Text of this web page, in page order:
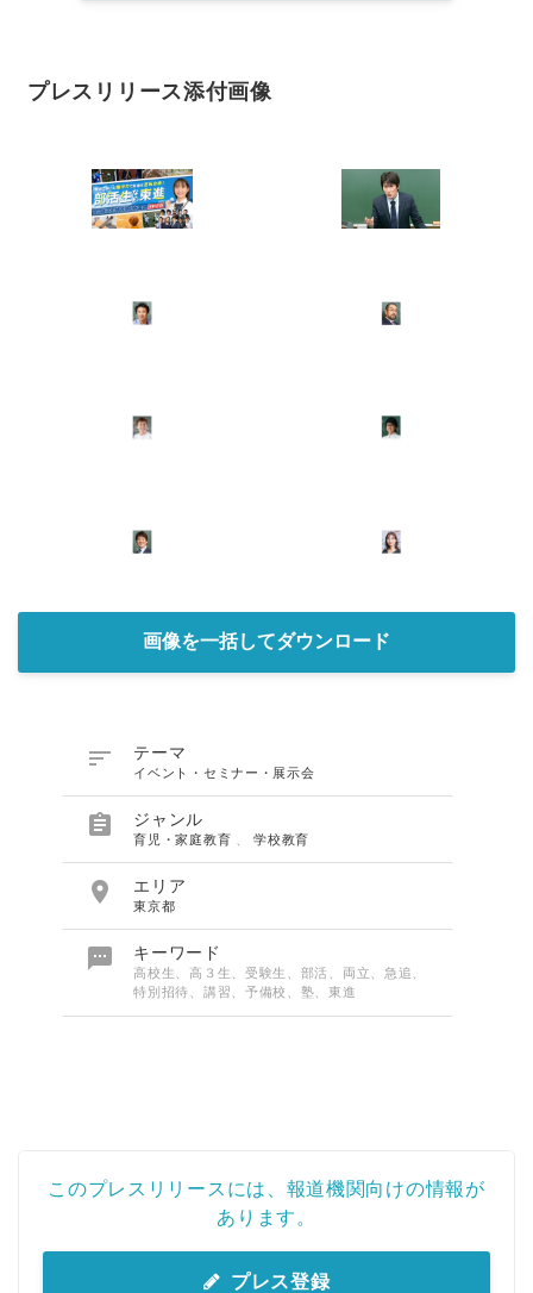
プレスリリース添付画像
画像を一括してダウンロード
 テーマ
イベント・セミナー・展示会
 ジャンル
育児・家庭教育 、学校教育
 エリア
東京都
 キーワード
高校生、高３生、受験生、部活、両立、急追、
特別招待、講習、予備校、塾、東進
このプレスリリースには、報道機関向けの情報が
あります。
プレス登録